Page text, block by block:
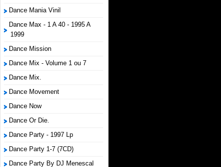
Dance Mania Vinil
Dance Max - 1 A 40 - 1995 A
1999
Dance Mission
Dance Mix - Volume 1 ou 7
Dance Mix.
Dance Movement
Dance Now
Dance Or Die.
Dance Party - 1997 Lp
Dance Party 1-7 (7CD)
Dance Party By DJ Menescal